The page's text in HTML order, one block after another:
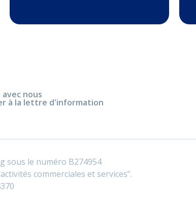
nous
à la lettre d'information
sous le numéro B274954
commerciales et services".